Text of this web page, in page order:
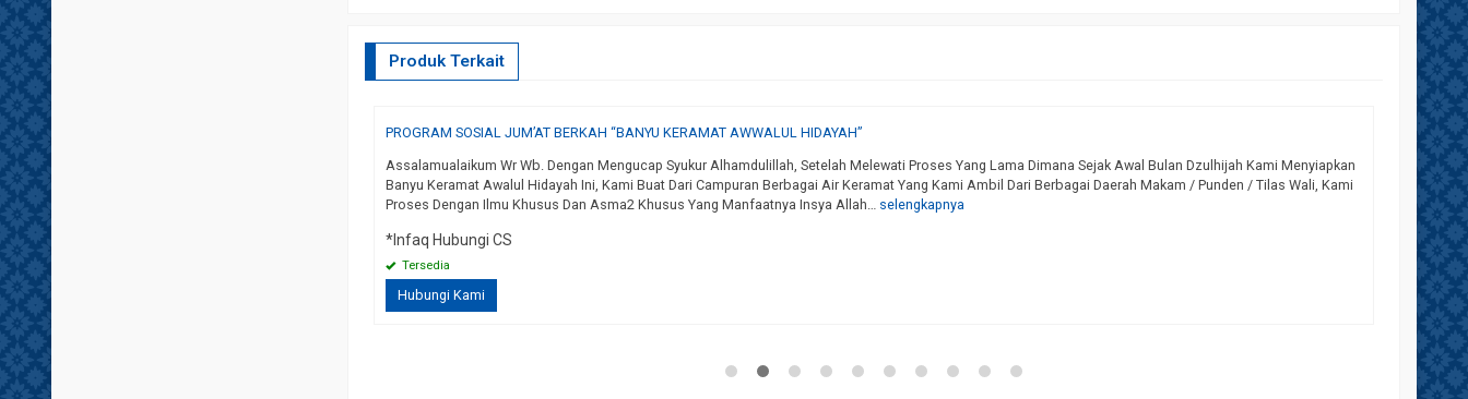
Produk Terkait
PROGRAM SOSIAL JUM’AT BERKAH “BANYU KERAMAT AWWALUL HIDAYAH”
Assalamualaikum Wr Wb. Dengan Mengucap Syukur Alhamdulillah, Setelah Melewati Proses Yang Lama Dimana Sejak Awal Bulan Dzulhijah Kami Menyiapkan
Banyu Keramat Awalul Hidayah Ini, Kami Buat Dari Campuran Berbagai Air Keramat Yang Kami Ambil Dari Berbagai Daerah Makam / Punden / Tilas Wali, Kami
Proses Dengan Ilmu Khusus Dan Asma2 Khusus Yang Manfaatnya Insya Allah… selengkapnya
*Infaq Hubungi CS
Tersedia
Hubungi Kami